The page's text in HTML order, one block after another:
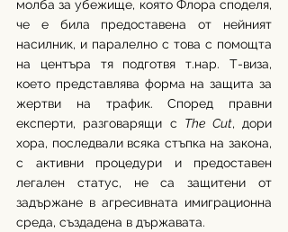
молба за убежище, която Флора споделя,
че е била предоставена от нейният
насилник, и паралелно с това с помощта
на центъра тя подготвя т.нар. Т-виза,
което представлява форма на защита за
жертви на трафик. Според правни
експерти, разговарящи с Тhe Cut, дори
хора, последвали всяка стъпка на закона,
с активни процедури и предоставен
легален статус, не са защитени от
задържане в агресивната имиграционна
среда, създадена в държавата.